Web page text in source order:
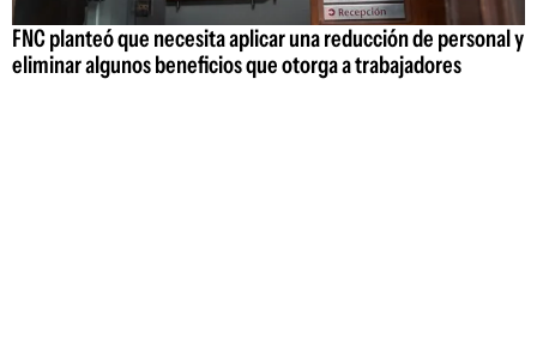
FNC planteó que necesita aplicar una reducción de personal y
eliminar algunos beneficios que otorga a trabajadores